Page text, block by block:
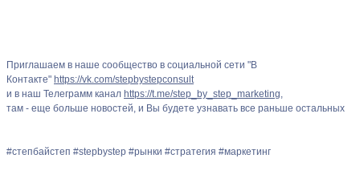
Приглашаем в наше сообщество в социальной сети "В
Контакте" https://vk.com/stepbystepconsult
и в наш Телеграмм канал https://t.me/step_by_step_marketing,
там - еще больше новостей, и Вы будете узнавать все раньше остальных
#степбайстеп #stepbystep #рынки #стратегия #маркетинг